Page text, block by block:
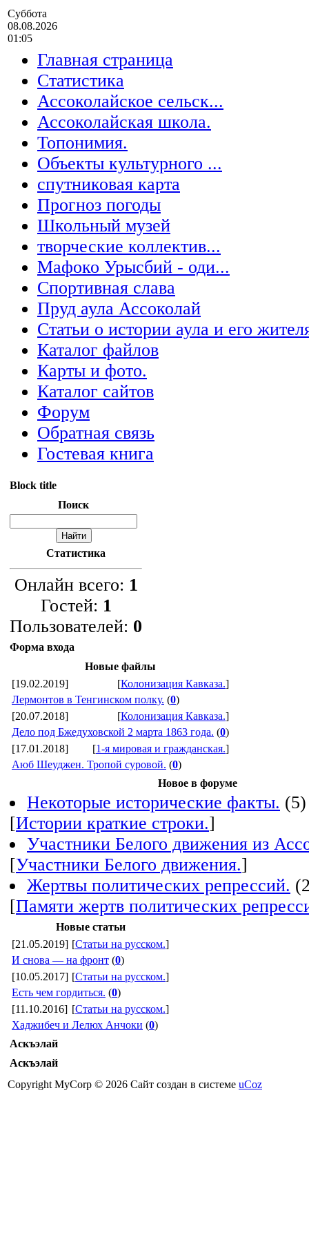
Суббота
08.08.2026
01:05
Главная страница
Статистика
Ассоколайское сельск...
Ассоколайская школа.
Топонимия.
Объекты культурного ...
спутниковая карта
Прогноз погоды
Школьный музей
творческие коллектив...
Мафоко Урысбий - оди...
Спортивная слава
Пруд аула Ассоколай
Статьи о истории аула и его
Каталог файлов
Карты и фото.
Каталог сайтов
Форум
Обратная связь
Гостевая книга
Block title
Поиск
Статистика
Онлайн всего: 1
Гостей: 1
Пользователей: 0
Форма входа
Новые файлы
[19.02.2019]
[Колонизация Кавказа.]
Лермонтов в Тенгинском полку. (0)
[20.07.2018]
[Колонизация Кавказа.]
Дело под Бжедуховской 2 марта 1863 года. (0)
[17.01.2018]
[1-я мировая и гражданская.]
Аюб Шеуджен. Тропой суровой. (0)
Новое в форуме
Некоторые исторические факты. (5)
[Истории краткие строки.]
Участники Белого движения из
[Участники Белого движения.]
Жертвы политических репрессий.
[Памяти жертв политических
Новые статьи
[21.05.2019] [Статьи на русском.]
И снова — на фронт (0)
[10.05.2017] [Статьи на русском.]
Есть чем гордиться. (0)
[11.10.2016] [Статьи на русском.]
Хаджибеч и Лелюх Анчоки (0)
Аскъэлай
Аскъэлай
Copyright MyCorp © 2026 Сайт создан в системе uCoz